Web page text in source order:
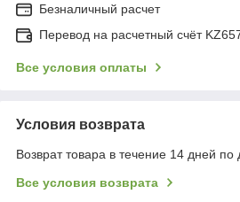
Безналичный расчет
Перевод на расчетный счёт
Все условия оплаты
Условия возврата
Возврат товара в течение 14 дней по
Все условия возврата